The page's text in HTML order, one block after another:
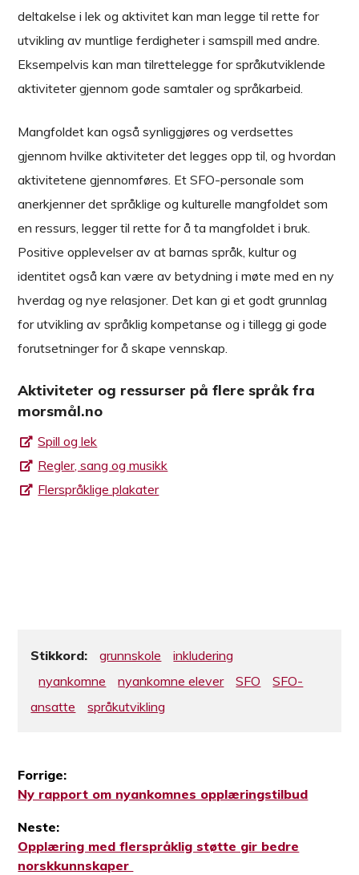
deltakelse i lek og aktivitet kan man legge til rette for
utvikling av muntlige ferdigheter i samspill med andre.
Eksempelvis kan man tilrettelegge for språkutviklende
aktiviteter gjennom gode samtaler og språkarbeid.
Mangfoldet kan også synliggjøres og verdsettes
gjennom hvilke aktiviteter det legges opp til, og hvordan
aktivitetene gjennomføres. Et SFO-personale som
anerkjenner det språklige og kulturelle mangfoldet som
en ressurs, legger til rette for å ta mangfoldet i bruk.
Positive opplevelser av at barnas språk, kultur og
identitet også kan være av betydning i møte med en ny
hverdag og nye relasjoner. Det kan gi et godt grunnlag
for utvikling av språklig kompetanse og i tillegg gi gode
forutsetninger for å skape vennskap.
Aktiviteter og ressurser på flere språk fra
morsmål.no
Spill og lek
Regler, sang og musikk
Flerspråklige plakater
Stikkord: grunnskole
inkludering
nyankomne
nyankomne elever SFO
SFO-
ansatte
språkutvikling
Innleggsnavigasjon
Forrige:
Forrige
Ny rapport om nyankomnes opplæringstilbud
Neste:
Neste
innlegg:
Opplæring med flerspråklig støtte gir bedre
norskkunnskaper